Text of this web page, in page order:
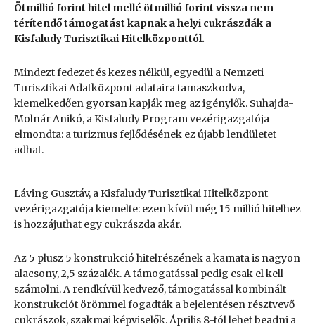
Ötmillió forint hitel mellé ötmillió forint vissza nem
térítendő támogatást kapnak a helyi cukrászdák a
Kisfaludy Turisztikai Hitelközponttól.
Mindezt fedezet és kezes nélkül, egyedül a Nemzeti
Turisztikai Adatközpont adataira tamaszkodva,
kiemelkedően gyorsan kapják meg az igénylők. Suhajda-
Molnár Anikó, a Kisfaludy Program vezérigazgatója
elmondta: a turizmus fejlődésének ez újabb lendületet
adhat.
Láving Gusztáv, a Kisfaludy Turisztikai Hitelközpont
vezérigazgatója kiemelte: ezen kívül még 15 millió hitelhez
is hozzájuthat egy cukrászda akár.
Az 5 plusz 5 konstrukció hitelrészének a kamata is nagyon
alacsony, 2,5 százalék. A támogatással pedig csak el kell
számolni. A rendkívül kedvező, támogatással kombinált
konstrukciót örömmel fogadták a bejelentésen résztvevő
cukrászok, szakmai képviselők. Április 8-tól lehet beadni a